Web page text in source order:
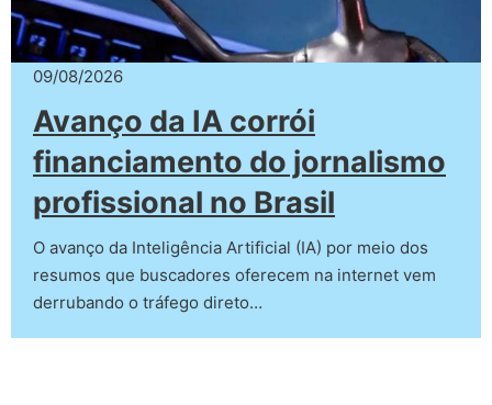
09/08/2026
Avanço da IA corrói
financiamento do jornalismo
profissional no Brasil
O avanço da Inteligência Artificial (IA) por meio dos
resumos que buscadores oferecem na internet vem
derrubando o tráfego direto…